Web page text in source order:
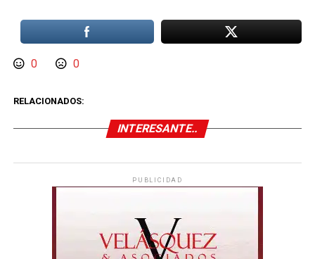
0 0
RELACIONADOS:
INTERESANTE..
PUBLICIDAD